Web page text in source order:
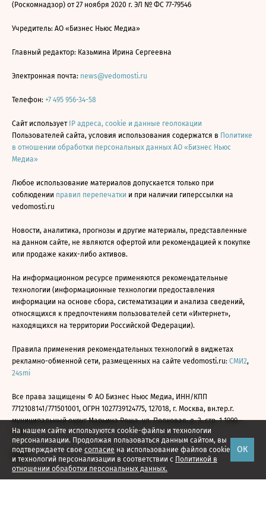
На нашем сайте используются cookie-файлы и технологии
персонализации. Продолжая пользоваться данным сайтом, вы
подтверждаете свое согласие на использование файлов cookie
и технологий персонализации в соответствии с Политикой в
отношении обработки персональных данных.
ОК
(Роскомнадзор) от 27 ноября 2020 г. ЭЛ № ФС 77-79546
Учредитель: АО «Бизнес Ньюс Медиа»
Главный редактор: Казьмина Ирина Сергеевна
Электронная почта: news@vedomosti.ru
Телефон: +7 495 956-34-58
Сайт использует IP адреса, cookie и данные геолокации
Пользователей сайта, условия использования содержатся в Политике
в отношении обработки персональных данных АО «Бизнес Ньюс
Медиа»
Любое использование материалов допускается только при
соблюдении правил перепечатки и при наличии гиперссылки на
vedomosti.ru
Новости, аналитика, прогнозы и другие материалы, представленные
на данном сайте, не являются офертой или рекомендацией к покупке
или продаже каких-либо активов.
На информационном ресурсе применяются рекомендательные
технологии (информационные технологии предоставления
информации на основе сбора, систематизации и анализа сведений,
относящихся к предпочтениям пользователей сети «Интернет»,
находящихся на территории Российской Федерации).
Правила применения рекомендательных технологий в виджетах
рекламно-обменной сети, размещенных на сайте vedomosti.ru: СМИ2,
24smi
Все права защищены © АО Бизнес Ньюс Медиа, ИНН/КПП
7712108141/771501001, ОГРН 1027739124775, 127018, г. Москва, вн.тер.г.
муниципальный округ Марьина Роща, ул. Полковая, д. 3, стр. 1 1999—
2026